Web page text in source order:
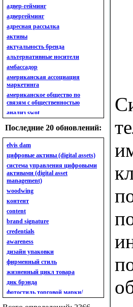
адвер-гейминг
адвергейминг
адресная рассылка
активы
актуальность бренда
альтернативные носители
амбассадор
американская ассоциация
маркетинга
американское общество по
связям с общественностью
анализ swot
анализ бизнес-портфеля
анализ имиджа
анализ кластерный
анализ конкурентов
анализ кросс-культурных
особенностей
анализ мак кинси «7s»
анализ макросистемы
анализ маркетинговый
анализ рынка
анализ ситуационный
анализ экспертный
индивидуальный
анкета
ассортимент
ассортимент товарный.
планирование товарного
ассортимента
ассортимент. глубина
Последние 20 обновлений:
elvis dam
цифровые активы (digital assets)
система управления цифровыми
активами (digital asset
management)
woodwing
контент
content
brand signature
credentials
awareness
дизайн упаковки
фирменный стиль
жизненный цикл товара
днк брэнда
фотостиль торговой марки/
линейки продукции